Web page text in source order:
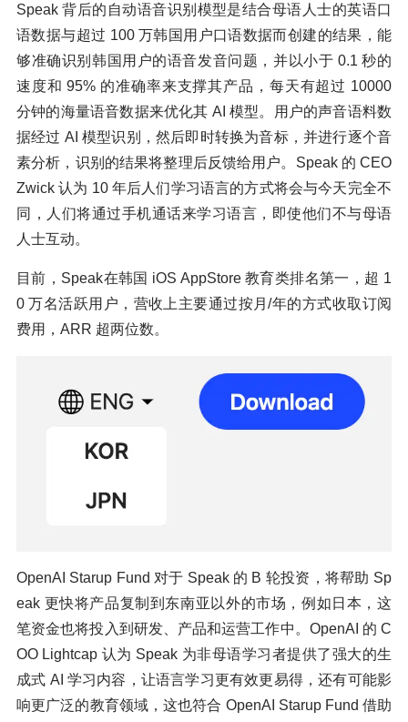
Speak 背后的自动语音识别模型是结合母语人士的英语口
语数据与超过 100 万韩国用户口语数据而创建的结果，能
够准确识别韩国用户的语音发音问题，并以小于 0.1 秒的
速度和 95% 的准确率来支撑其产品，每天有超过 10000
分钟的海量语音数据来优化其 AI 模型。用户的声音语料数
据经过 AI 模型识别，然后即时转换为音标，并进行逐个音
素分析，识别的结果将整理后反馈给用户。Speak 的 CEO
Zwick 认为 10 年后人们学习语言的方式将会与今天完全不
同，人们将通过手机通话来学习语言，即使他们不与母语
人士互动。
目前，Speak在韩国 iOS AppStore 教育类排名第一，超 1
0 万名活跃用户，营收上主要通过按月/年的方式收取订阅
费用，ARR 超两位数。
OpenAI Starup Fund 对于 Speak 的 B 轮投资，将帮助 Sp
eak 更快将产品复制到东南亚以外的市场，例如日本，这
笔资金也将投入到研发、产品和运营工作中。OpenAI 的 C
OO Lightcap 认为 Speak 为非母语学习者提供了强大的生
成式 AI 学习内容，让语言学习更有效更易得，还有可能影
响更广泛的教育领域，这也符合 OpenAI Starup Fund 借助